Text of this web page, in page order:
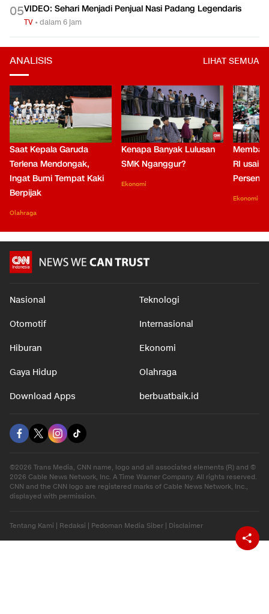
05VIDEO: Sehari Menjadi Penjual Nasi Padang Legendaris
TV •dalam 6 jam
ANALISIS LIHAT SEMUA
Saat Kepala Garuda
Terlena Mendongak,
Ingat Bumi Tempat Kaki
Berpijak
Olahraga
Kenapa Banyak Lulusan
SMK Nganggur?
Ekonomi
RI usai
Persen
Ekonomi
Nasional Teknologi
Otomotif Internasional
Hiburan Ekonomi
Gaya Hidup Olahraga
Download Apps berbuatbaik.id
©2026 Trans Media, CNN name, logo and all associated elements (R) and ©
2026 Cable News Network, Inc. A Time Warner Company. All rights reserved.
CNN and the CNN logo are registered marks of Cable News Network, Inc.,
displayed with permission.
Tentang Kami Redaksi Pedoman Media Siber Disclaimer